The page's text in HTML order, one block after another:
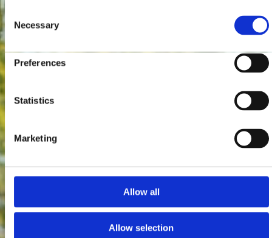
Consent
Selection
Necessary
Preferences
Statistics
Marketing
Allow all
Allow selection